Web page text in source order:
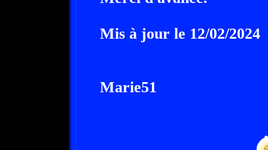
Mis à jour le 12/02/2024
Marie51